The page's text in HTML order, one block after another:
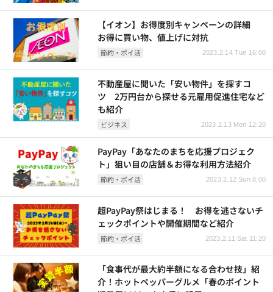
節約・ポイ活 2023.2.14 Tue 16:00
【イオン】お得度別キャンペーンの詳細
お得に買い物、値上げに対抗
ビジネス 2023.2.13 Mon 12:20
不動産屋に聞いた「安い物件」を探すコ
ツ 2万円台から探せる元雇用促進住宅など
も紹介
節約・ポイ活 2023.2.12 Sun 8:00
PayPay「あなたのまちを応援プロジェク
ト」狙い目の店舗＆お得な利用方法紹介
節約・ポイ活 2023.2.11 Sat 11:20
超PayPay祭はじまる！ お得を逃さないチ
ェックポイントや開催期間など紹介
「食事代が最大約半額になる合わせ技」紹
介！ホットペッパーグルメ「春のポイント